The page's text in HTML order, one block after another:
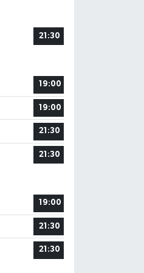
21:30
19:00
19:00
21:30
21:30
19:00
21:30
21:30